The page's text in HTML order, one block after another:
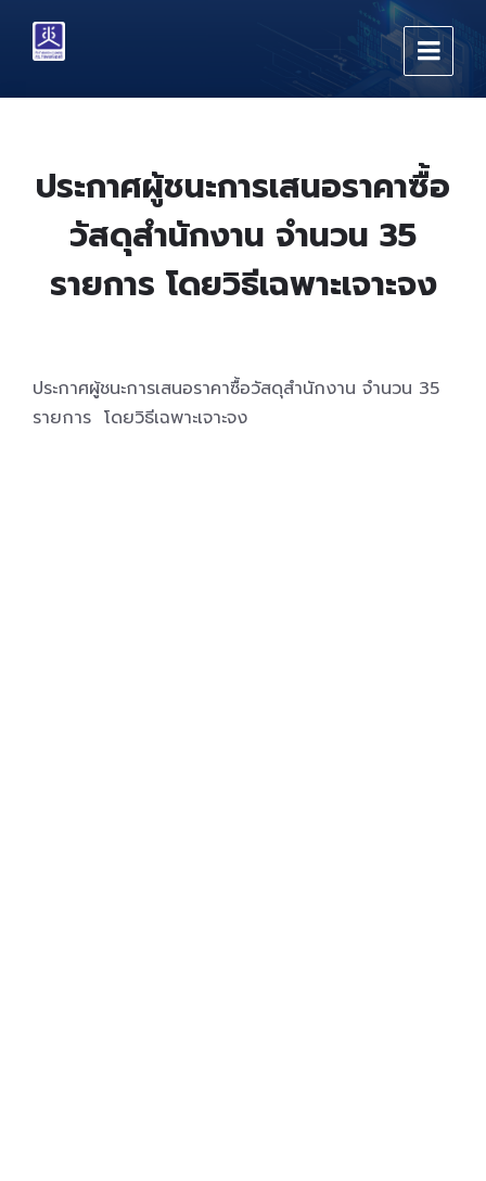
content
main
footer
ประกาศผู้ชนะการเสนอราคาซื้อ
วัสดุสำนักงาน จำนวน 35
รายการ โดยวิธีเฉพาะเจาะจง
ประกาศผู้ชนะการเสนอราคาซื้อวัสดุสำนักงาน จำนวน 35
รายการ โดยวิธีเฉพาะเจาะจง